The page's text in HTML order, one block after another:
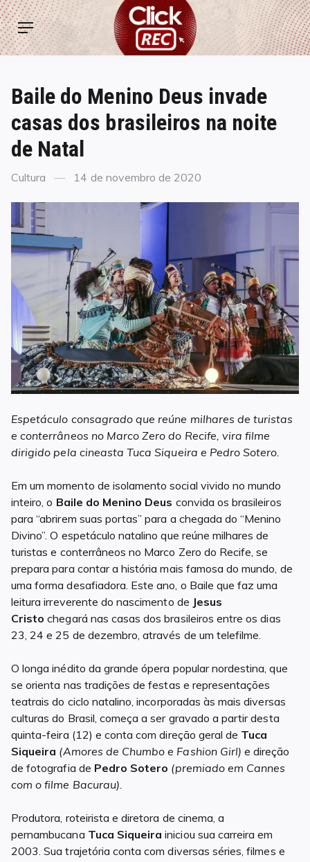
Skip
to
content
ClickREC
Menu
Baile do Menino Deus invade
casas dos brasileiros na noite
de Natal
Categories
Cultura
Posted
14 de novembro de 2020
Espetáculo consagrado que reúne milhares de turistas
e conterrâneos no Marco Zero do Recife, vira filme
dirigido pela cineasta Tuca Siqueira e Pedro Sotero.
Em um momento de isolamento social vivido no mundo
inteiro, o Baile do Menino Deus convida os brasileiros
para “abrirem suas portas” para a chegada do “Menino
Divino”. O espetáculo natalino que reúne milhares de
turistas e conterrâneos no Marco Zero do Recife, se
prepara para contar a história mais famosa do mundo, de
uma forma desafiadora. Este ano, o Baile que faz uma
leitura irreverente do nascimento de Jesus
Cristo chegará nas casas dos brasileiros entre os dias
23, 24 e 25 de dezembro, através de um telefilme.
O longa inédito da grande ópera popular nordestina, que
se orienta nas tradições de festas e representações
teatrais do ciclo natalino, incorporadas às mais diversas
culturas do Brasil, começa a ser gravado a partir desta
quinta-feira (12) e conta com direção geral de Tuca
Siqueira (Amores de Chumbo e Fashion Girl) e direção
de fotografia de Pedro Sotero (premiado em Cannes
com o filme Bacurau).
Produtora, roteirista e diretora de cinema, a
pernambucana Tuca Siqueira iniciou sua carreira em
2003. Sua trajetória conta com diversas séries, filmes e